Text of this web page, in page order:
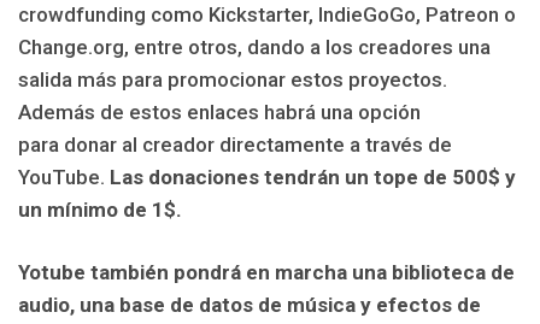
crowdfunding como Kickstarter, IndieGoGo, Patreon o
Change.org, entre otros, dando a los creadores una
salida más para promocionar estos proyectos.
Además de estos enlaces habrá una opción
para donar al creador directamente a través de
YouTube. Las donaciones tendrán un tope de 500$ y
un mínimo de 1$.
Yotube también pondrá en marcha una biblioteca de
audio, una base de datos de música y efectos de